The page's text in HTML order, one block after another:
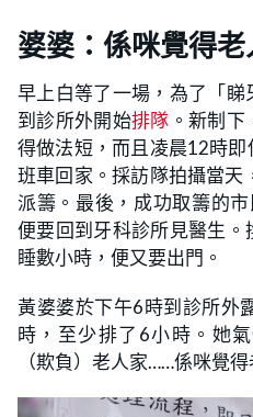
婆婆：係咪覺得
早上白等了一場，為了「
到診所外開始排隊 。新制
得做法短，而且凌晨12時
班車回家。採訪隊拍攝當天
派籌。最後，成功取籌的
便要回到牙科診所見醫生
睡數小時，便又要出門。
黃婆婆於下午6時到診所外
時，至少排了6小時。她
（欺負）老人家……係咪覺得